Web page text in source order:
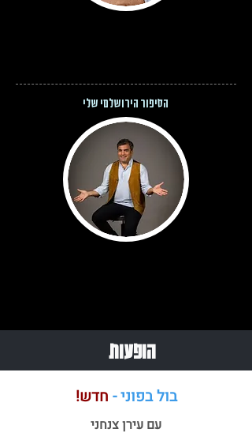
הסיפור הירושלמי שלי
הופעות
בול בפוני - חדש!
עם עירן צנחני